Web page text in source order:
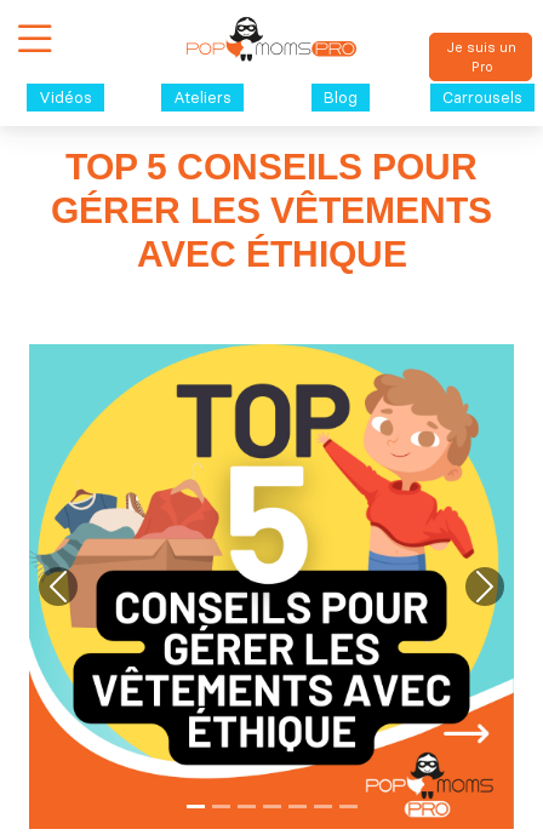
Je suis un
Pro
Vidéos Ateliers Blog Carrousels
TOP 5 CONSEILS POUR
GÉRER LES VÊTEMENTS
AVEC ÉTHIQUE
Previous Next